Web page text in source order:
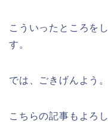
こういったところを
す。
では、ごきげんよう。
こちらの記事もよろ